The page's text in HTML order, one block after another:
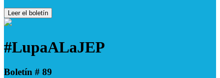
Leer el boletín
#LupaALaJEP
Boletín # 89